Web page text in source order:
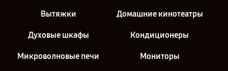
Вытяжки Домашние кинотеатры
Духовые шкафы Кондиционеры
Микроволновые печи Мониторы